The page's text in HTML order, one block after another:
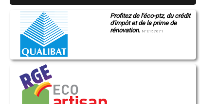
- Menuisier à Isneauville
- Menuisier à Saint-Saëns
- Menuisier à Aumale
- Menuisier à Caudebec-en-Caux
- Menuisier à Tourville-la-Rivière
- Menuisier à Criquetot-l'Esneval
- Menuisier à Saint-Pierre-de-Varengeville
- Menuisier à Envermeu
Profitez de l'éco-ptz, du crédit
d'impôt et de la prime de
rénovation. N°E157671